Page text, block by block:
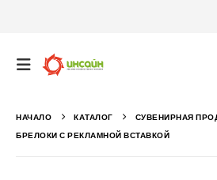
НАЧАЛО КАТАЛОГ СУВЕНИРНАЯ
БРЕЛОКИ С РЕКЛАМНОЙ ВСТАВКОЙ